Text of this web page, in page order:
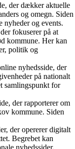
der dækker aktuelle
og omegn. Siden
og events.
fokuserer på at
kommune. Her kan
politik og
nyhedsside, der
på nationalt
samlingspunkt for
der rapporterer om
kommune. Siden
der opererer digitalt
Begrebet kan
nyhedssider.